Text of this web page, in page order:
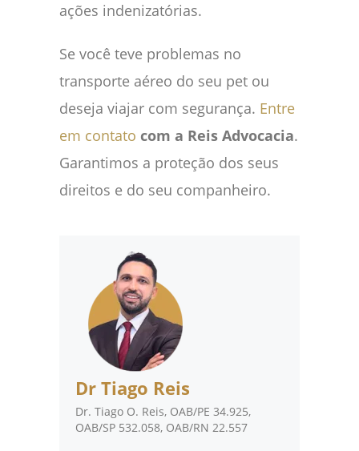
ações indenizatórias.
Se você teve problemas no
transporte aéreo do seu pet ou
deseja viajar com segurança. Entre
em contato com a Reis Advocacia.
Garantimos a proteção dos seus
direitos e do seu companheiro.
Dr Tiago Reis
Dr. Tiago O. Reis, OAB/PE 34.925,
OAB/SP 532.058, OAB/RN 22.557